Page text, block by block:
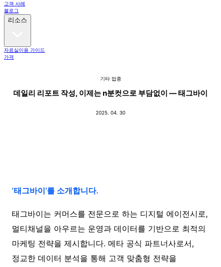
고객 사례
블로그
리소스
자료실이용 가이드
가격
기타업종
데일리 리포트 작성, 이제는 n분컷으로 부담없이 — 태그바이
2025. 04. 30
‘태그바이’를 소개합니다.
태그바이는 커머스를 전문으로 하는 디지털 에이전시로,
멀티채널을 아우르는 운영과 데이터를 기반으로 최적의
마케팅 전략을 제시합니다. 메타 공식 파트너사로서,
정교한 데이터 분석을 통해 고객 맞춤형 전략을